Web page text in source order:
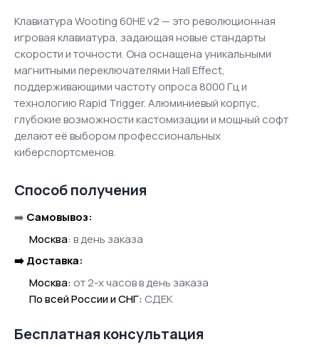
Клавиатура Wooting 60HE v2 — это революционная
игровая клавиатура, задающая новые стандарты
скорости и точности. Она оснащена уникальными
магнитными переключателями Hall Effect,
поддерживающими частоту опроса 8000 Гц и
технологию Rapid Trigger. Алюминиевый корпус,
глубокие возможности кастомизации и мощный софт
делают её выбором профессиональных
киберспортсменов.
Способ получения
➡️ Самовывоз:
Москва: в день заказа
➡️ Доставка:
Москва: от 2-х часов в день заказа
По всей России и СНГ: СДЕК
Бесплатная консультация